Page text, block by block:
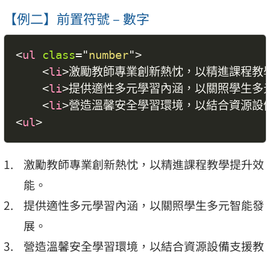
【例二】前置符號 – 數字
<ul class="number">
<li>激勵教師專業創新熱忱，以精進課程教
<li>提供適性多元學習內涵，以關照學生多
<li>營造溫馨安全學習環境，以結合資源設
<ul>
激勵教師專業創新熱忱，以精進課程教學提升效
能。
提供適性多元學習內涵，以關照學生多元智能發
展。
營造溫馨安全學習環境，以結合資源設備支援教